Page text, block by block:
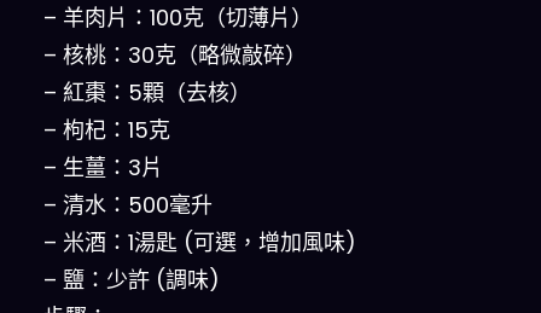
– 羊肉片：100克（切薄片）
– 核桃：30克（略微敲碎）
– 紅棗：5顆（去核）
– 枸杞：15克
– 生薑：3片
– 清水：500毫升
– 米酒：1湯匙 (可選，增加風味)
– 鹽：少許 (調味)